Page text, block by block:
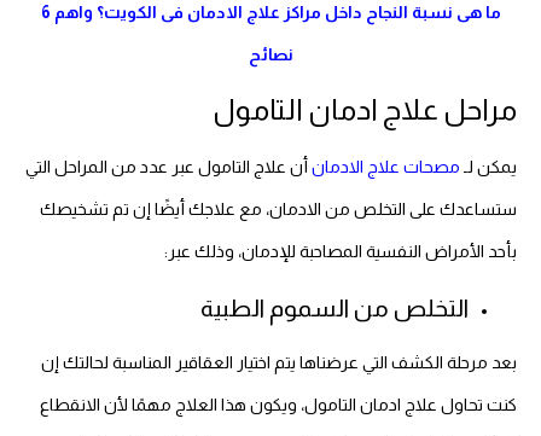
ما هى نسبة النجاح داخل مراكز علاج الادمان فى الكويت؟ واهم 6
نصائح
مراحل علاج ادمان التامول
يمكن لـ مصحات علاج الادمان أن علاج التامول عبر عدد من المراحل التي
ستساعدك على التخلص من الادمان، مع علاجك أيضًا إن تم تشخيصك
بأحد الأمراض النفسية المصاحبة للإدمان، وذلك عبر:
التخلص من السموم الطبية
بعد مرحلة الكشف التي عرضناها يتم اختيار العقاقير المناسبة لحالتك إن
كنت تحاول علاج ادمان التامول، ويكون هذا العلاج مهمًا لأن الانقطاع